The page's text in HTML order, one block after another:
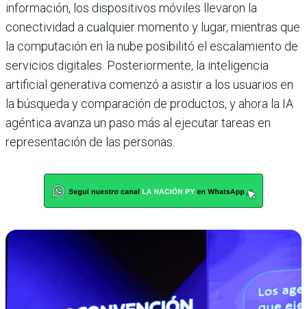
información, los dispositivos móviles llevaron la
conectividad a cualquier momento y lugar, mientras que
la computación en la nube posibilitó el escalamiento de
servicios digitales. Posteriormente, la inteligencia
artificial generativa comenzó a asistir a los usuarios en
la búsqueda y comparación de productos, y ahora la IA
agéntica avanza un paso más al ejecutar tareas en
representación de las personas.